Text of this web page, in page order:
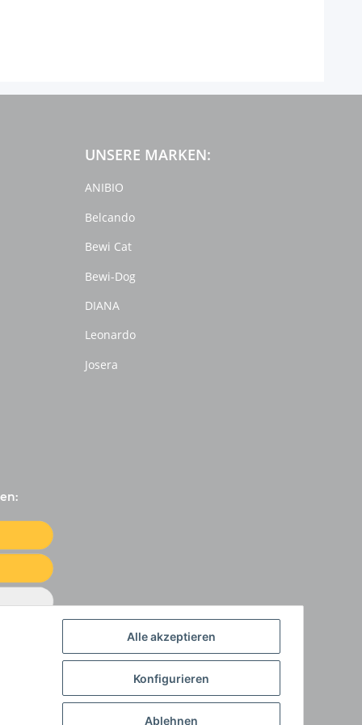
UNSERE MARKEN:
ANIBIO
Belcando
Bewi Cat
Bewi-Dog
DIANA
Leonardo
Josera
Alle akzeptieren
Konfigurieren
Ablehnen